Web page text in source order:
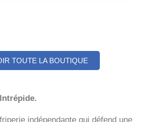
TOUTE LA BOUTIQUE
indépendante qui défend une